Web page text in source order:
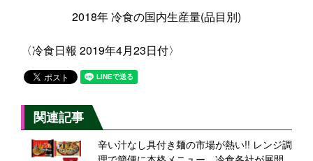
2018年 冷食の国内生産量(品目別)
〈冷食日報 2019年4月23日付〉
関連記事
辛い汁なし具付き麺の市場が熱い!! レンジ調